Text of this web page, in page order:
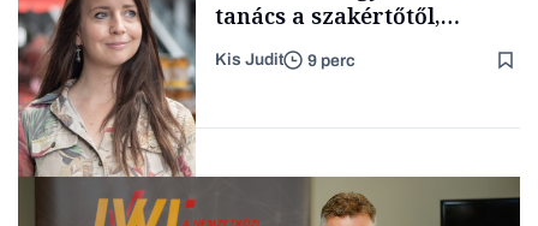
Családi
vállalkozások
tanács a szakértőtől,
hogyan legyünk jól etető
szülők
Kis Judit 9 perc